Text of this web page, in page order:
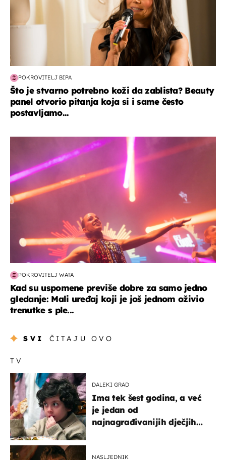
POKROVITELJ BIPA
Što je stvarno potrebno koži da zablista? Beauty
panel otvorio pitanja koja si i same često
postavljamo...
POKROVITELJ WATA
Kad su uspomene previše dobre za samo jedno
gledanje: Mali uređaj koji je još jednom oživio
trenutke s ple...
SVI ČITAJU OVO
TV
DALEKI GRAD
Ima tek šest godina, a već
je jedan od
najnagrađivanijih dječjih
NASLJEDNIK